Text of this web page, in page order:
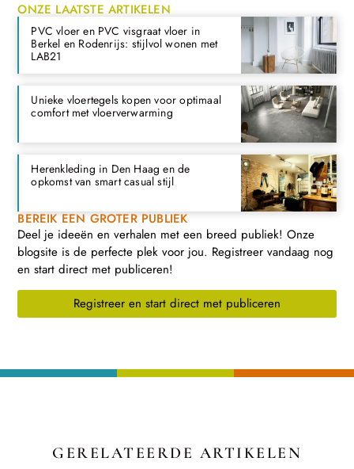
ONZE LAATSTE ARTIKELEN
PVC vloer en PVC visgraat vloer in
Berkel en Rodenrijs: stijlvol wonen met
LAB21
Unieke vloertegels kopen voor optimaal
comfort met vloerverwarming
Herenkleding in Den Haag en de
opkomst van smart casual stijl
BEREIK EEN GROTER PUBLIEK
Deel je ideeën en verhalen met een breed publiek! Onze
blogsite is de perfecte plek voor jou. Registreer vandaag nog
en start direct met publiceren!
Registreer en start direct met publiceren
GERELATEERDE ARTIKELEN